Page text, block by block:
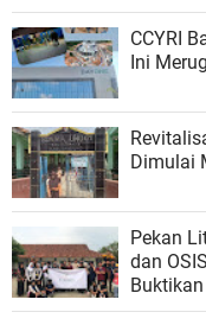
CCYRI
Ini
Dimulai
Pekan
dan